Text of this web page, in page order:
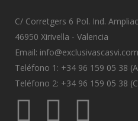
C/ Corretgers 6 Pol. Ind.
46950 Xirivella - Valencia
Email: info@exclusivascasvi.com
Teléfono 1: +34 96 159 05 38
Teléfono 2: +34 96 159 05 38